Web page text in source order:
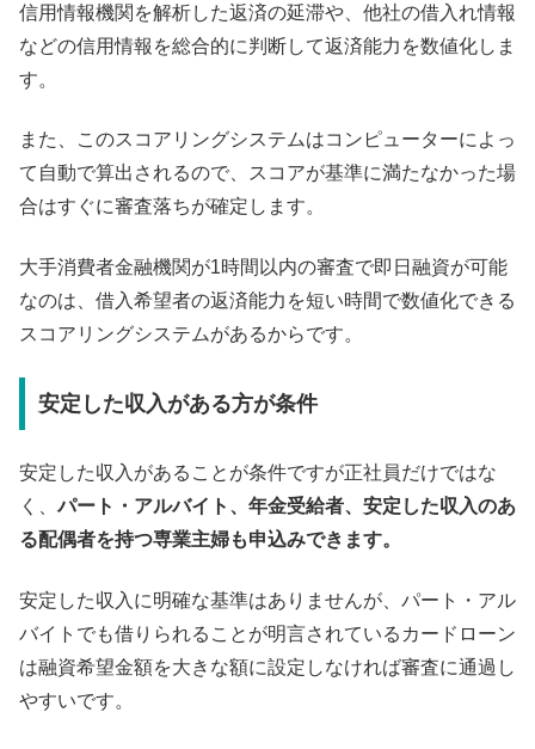
信用情報機関を解析した返済の延滞や、他社の借入れ情報
などの信用情報を総合的に判断して返済能力を数値化しま
す。
また、このスコアリングシステムはコンピューターによっ
て自動で算出されるので、スコアが基準に満たなかった場
合はすぐに審査落ちが確定します。
大手消費者金融機関が1時間以内の審査で即日融資が可能
なのは、借入希望者の返済能力を短い時間で数値化できる
スコアリングシステムがあるからです。
安定した収入がある方が条件
安定した収入があることが条件ですが正社員だけではな
く、パート・アルバイト、年金受給者、安定した収入のあ
る配偶者を持つ専業主婦も申込みできます。
安定した収入に明確な基準はありませんが、パート・アル
バイトでも借りられることが明言されているカードローン
は融資希望金額を大きな額に設定しなければ審査に通過し
やすいです。